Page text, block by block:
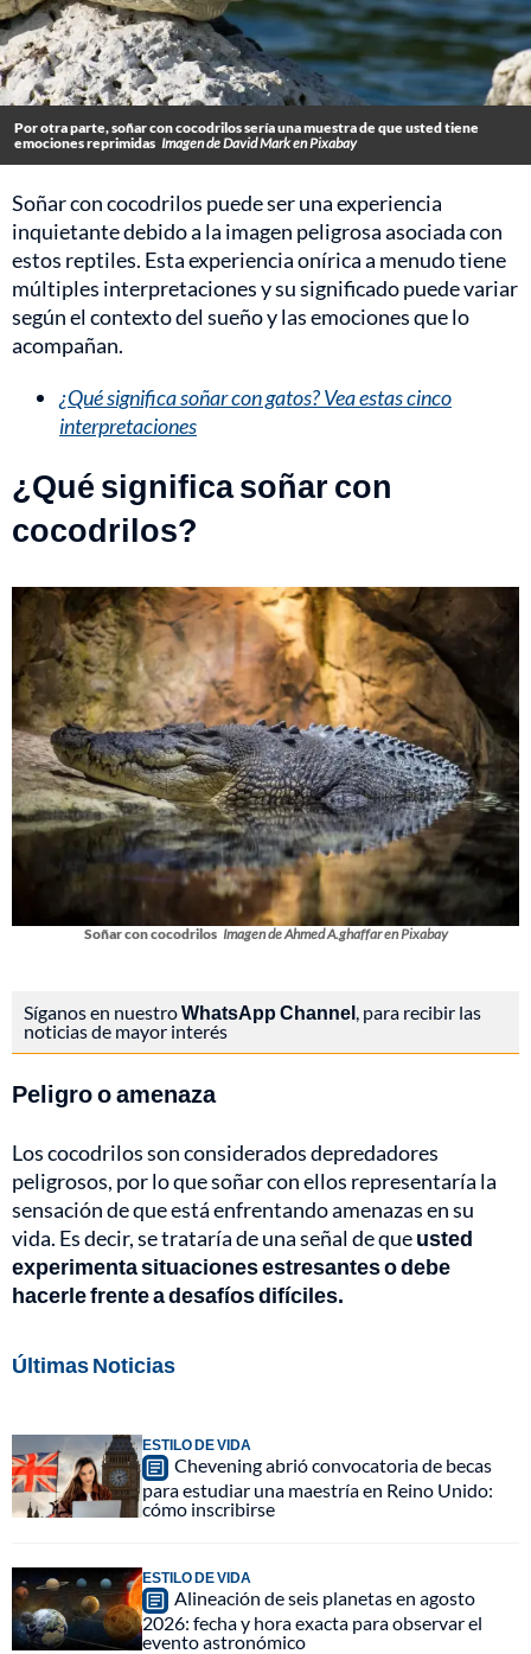
Por otra parte, soñar con cocodrilos sería una muestra de que usted tiene
emociones reprimidas Imagen de David Mark en Pixabay
Soñar con cocodrilos puede ser una experiencia
inquietante debido a la imagen peligrosa asociada con
estos reptiles. Esta experiencia onírica a menudo tiene
múltiples interpretaciones y su significado puede variar
según el contexto del sueño y las emociones que lo
acompañan.
¿Qué significa soñar con gatos? Vea estas cinco
interpretaciones
¿Qué significa soñar con
cocodrilos?
Soñar con cocodrilos Imagen de Ahmed A.ghaffar en Pixabay
Síganos en nuestroWhatsApp Channel , para recibir las
noticias de mayor interés
Peligro o amenaza
Los cocodrilos son considerados depredadores
peligrosos, por lo que soñar con ellos representaría la
sensación de que está enfrentando amenazas en su
vida. Es decir, se trataría de una señal de queusted
experimenta situaciones estresantes o debe
hacerle frente a desafíos difíciles.
Últimas Noticias
ESTILO DE VIDA
Chevening abrió convocatoria de becas
para estudiar una maestría en Reino Unido:
cómo inscribirse
ESTILO DE VIDA
Alineación de seis planetas en agosto
2026: fecha y hora exacta para observar el
evento astronómico